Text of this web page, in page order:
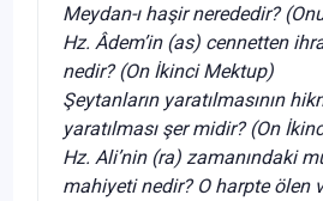
Meydan-ı haşir nerededir?
Hz. Âdem’in (as) cennetten
nedir? (On İkinci Mektup)
Şeytanların yaratılmasının
yaratılması şer midir? (On
Hz. Ali’nin (ra) zamanındaki
mahiyeti nedir? O harpte ölen